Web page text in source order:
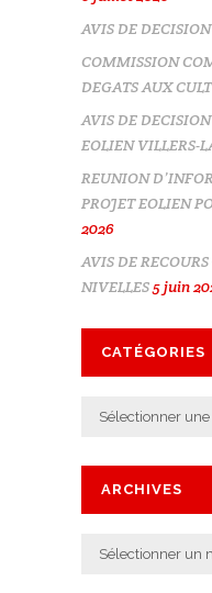
AVIS DE
COMMISSION
DEGATS AUX
AVIS DE
EOLIEN VILLERS-
REUNION
PROJET EOLIEN
2026
AVIS DE
NIVELLES5 juin
CATÉGORIES
Catégories
ARCHIVES
Archives